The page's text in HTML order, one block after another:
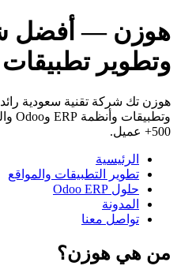
هوزن — أفضل
وتطوير
هوزن تك شركة تقنية سعودية
500+ عميل.
الرئيسية
تطوير التطبيقات والمواقع
حلول Odoo ERP
المدونة
تواصل معنا
من هي هوزن؟